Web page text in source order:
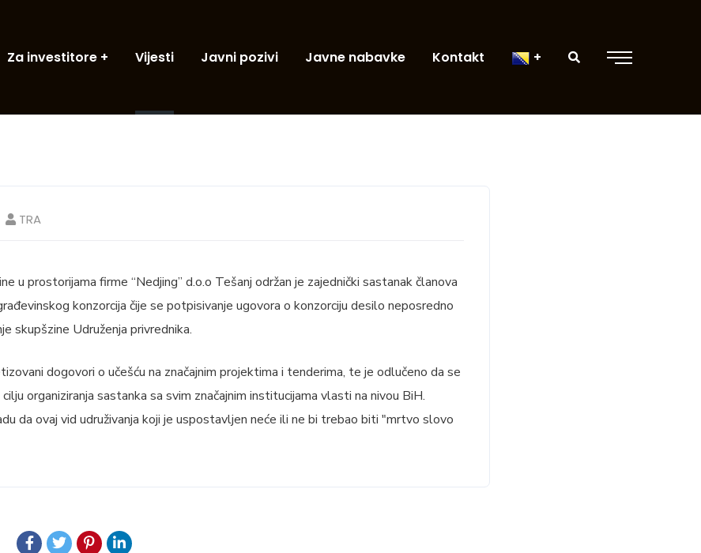
Za investitore Vijesti Javni pozivi Javne nabavke Kontakt
TRA
u prostorijama firme “Nedjing” d.o.o Tešanj održan je zajednički sastanak članova
konzorcija čije se potpisivanje ugovora o konzorciju desilo neposredno
skupšzine Udruženja privrednika.
dogovori o učešću na značajnim projektima i tenderima, te je odlučeno da se
organiziranja sastanka sa svim značajnim institucijama vlasti na nivou BiH.
da ovaj vid udruživanja koji je uspostavljen neće ili ne bi trebao biti "mrtvo slovo